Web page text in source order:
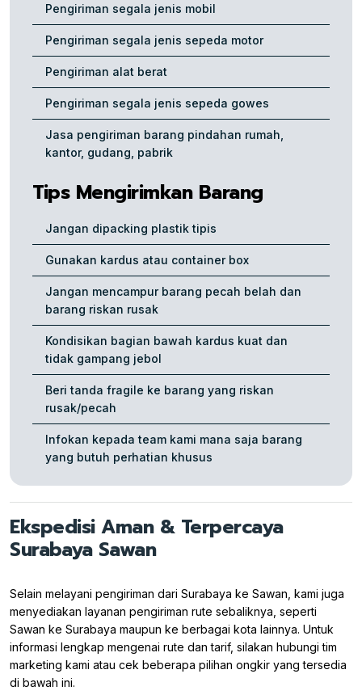
Pengiriman segala jenis mobil
Pengiriman segala jenis sepeda motor
Pengiriman alat berat
Pengiriman segala jenis sepeda gowes
Jasa pengiriman barang pindahan rumah,
kantor, gudang, pabrik
Tips Mengirimkan Barang
Jangan dipacking plastik tipis
Gunakan kardus atau container box
Jangan mencampur barang pecah belah dan
barang riskan rusak
Kondisikan bagian bawah kardus kuat dan
tidak gampang jebol
Beri tanda fragile ke barang yang riskan
rusak/pecah
Infokan kepada team kami mana saja barang
yang butuh perhatian khusus
Ekspedisi Aman & Terpercaya
Surabaya Sawan
Selain melayani pengiriman dari Surabaya ke Sawan, kami juga
menyediakan layanan pengiriman rute sebaliknya, seperti
Sawan ke Surabaya maupun ke berbagai kota lainnya. Untuk
informasi lengkap mengenai rute dan tarif, silakan hubungi tim
marketing kami atau cek beberapa pilihan ongkir yang tersedia
di bawah ini.